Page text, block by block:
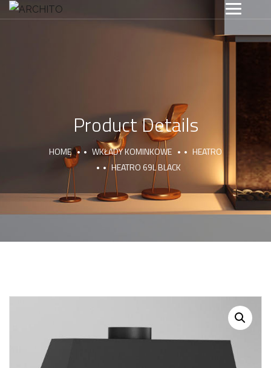
Product Details
HOME WKŁADY KOMINKOWE
HEATRO
HEATRO 69L BLACK